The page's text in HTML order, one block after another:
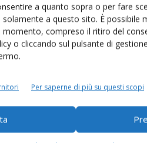
a quanto sopra o per fare
a questo sito. È possibile
momento, compreso il ritiro del
o cliccando sul pulsante di
Per saperne di più su questi scopi
formazione per tecnici
Informatore Zootecnico 21 Gennaio 2020